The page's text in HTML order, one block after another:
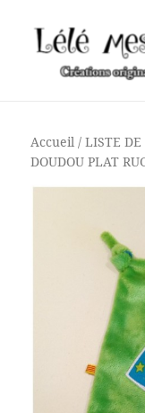
Accueil /LISTE DE
DOUDOU PLAT